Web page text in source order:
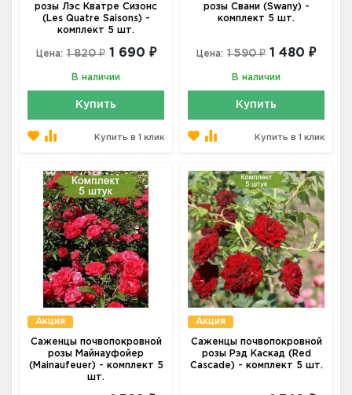
розы Лэс Кватре Сизонс
(Les Quatre Saisons) -
комплект 5 шт.
Цена: 1 820 ₽ 1 690 ₽
В наличии
Купить
Купить в 1 клик
розы Свани (Swany) -
комплект 5 шт.
Цена: 1 590 ₽ 1 480 ₽
В наличии
Купить
Купить в 1 клик
Акция
Саженцы почвопокровной
розы Майнауфойер
(Mainaufeuer) - комплект 5
шт.
Акция
Саженцы почвопокровной
розы Рэд Каскад (Red
Cascade) - комплект 5 шт.